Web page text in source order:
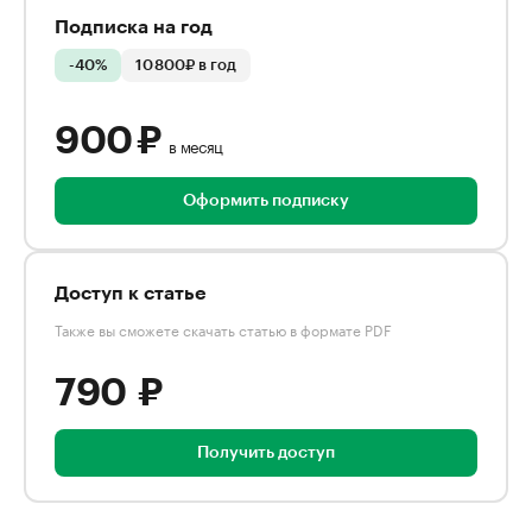
Подписка на год
-40% 10 800₽ в год
900 ₽ в месяц
Оформить подписку
Доступ к статье
Также вы сможете скачать статью в формате PDF
790 ₽
Получить доступ